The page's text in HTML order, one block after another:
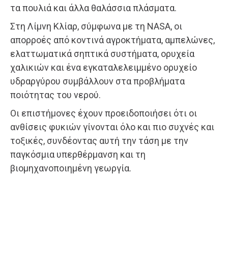
τα πουλιά και άλλα θαλάσσια πλάσματα.
Στη Λίμνη Κλίαρ, σύμφωνα με τη NASA, οι
απορροές από κοντινά αγροκτήματα, αμπελώνες,
ελαττωματικά σηπτικά συστήματα, ορυχεία
χαλικιών και ένα εγκαταλελειμμένο ορυχείο
υδραργύρου συμβάλλουν στα προβλήματα
ποιότητας του νερού.
Οι επιστήμονες έχουν προειδοποιήσει ότι οι
ανθίσεις φυκιών γίνονται όλο και πιο συχνές και
τοξικές, συνδέοντας αυτή την τάση με την
παγκόσμια υπερθέρμανση και τη
βιομηχανοποιημένη γεωργία.